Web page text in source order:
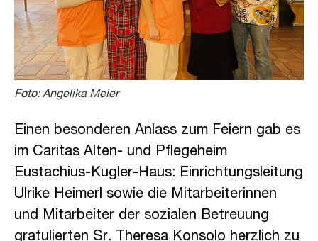
Foto: Angelika Meier
Einen besonderen Anlass zum Feiern gab es
im Caritas Alten- und Pflegeheim
Eustachius-Kugler-Haus: Einrichtungsleitung
Ulrike Heimerl sowie die Mitarbeiterinnen
und Mitarbeiter der sozialen Betreuung
gratulierten Sr. Theresa Konsolo herzlich zu